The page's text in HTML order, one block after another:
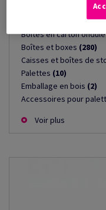
Cartons,
Boîtes en carton
Boîtes et boxes (280)
Caisses et boîtes de
Palettes (10)
Emballage en bois (2)
Accessoires pour
Voir plus